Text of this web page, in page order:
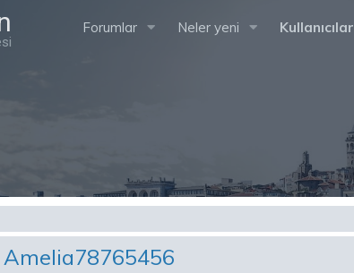
Forumlar Neler yeni Kullanıcılar
Amelia78765456